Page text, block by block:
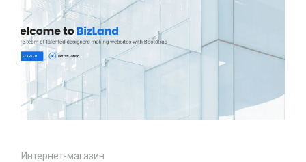
Сайт в аренду или в лизинг по специальной цене
Интернет-магазин